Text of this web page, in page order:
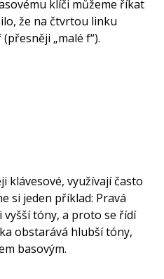
klíči můžeme říkat
že na čtvrtou linku
„malé f“).
klávesové, využívají často
si jeden příklad: Pravá
tóny, a proto se řídí
obstarává hlubší tóny,
basovým.